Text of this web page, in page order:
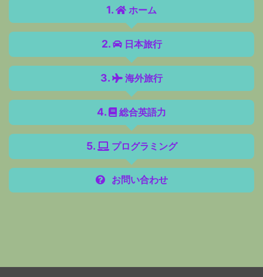
ホーム
日本旅行
海外旅行
総合英語力
プログラミング
お問い合わせ